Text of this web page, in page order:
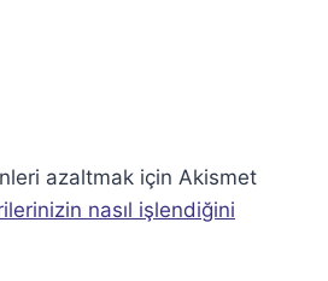
azaltmak için Akismet
nasıl işlendiğini